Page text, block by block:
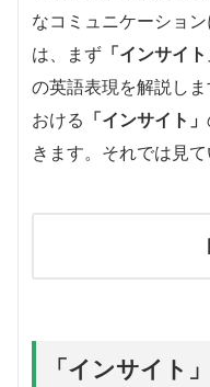
なコミュニケーショ
は、まず 「インサイト
の英語表現を解説し
おける 「インサイト」
きます。それでは見て
「インサイト